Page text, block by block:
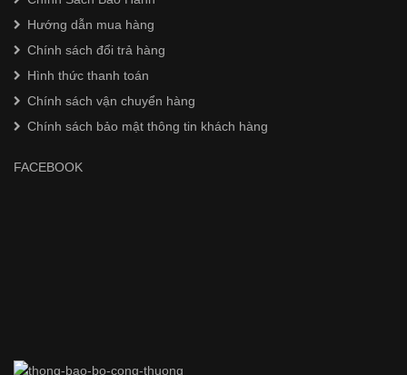
Hướng dẫn mua hàng
Chính sách đổi trả hàng
Hình thức thanh toán
Chính sách vận chuyển hàng
Chính sách bảo mật thông tin khách hàng
FACEBOOK